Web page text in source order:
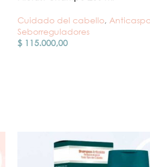
Cuidado del cabello,
Seborreguladores
$ 115.000,00